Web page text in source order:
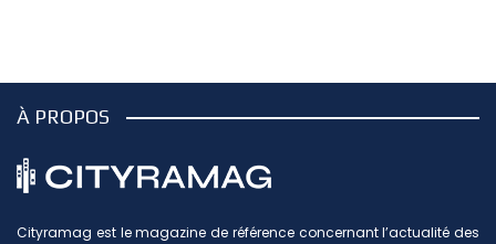
À PROPOS
Cityramag est le magazine de référence concernant l’actualité des